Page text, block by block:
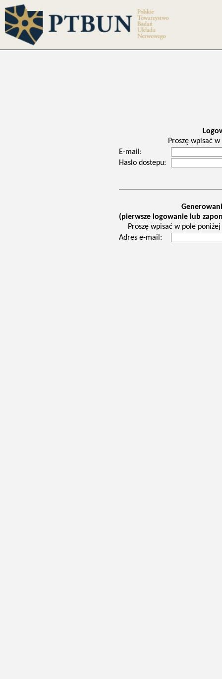
Proszę wpisać
E-mail:
Haslo dostepu:
(pierwsze logowanie lub
Proszę wpisać w pole
Adres e-mail: